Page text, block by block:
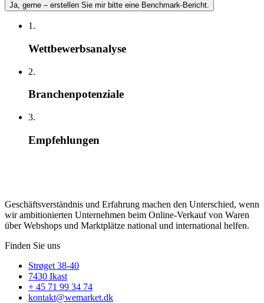
Ja, gerne – erstellen Sie mir bitte eine Benchmark-Bericht.
1.
Wettbewerbsanalyse
2.
Branchenpotenziale
3.
Empfehlungen
Geschäftsverständnis und Erfahrung machen den Unterschied, wenn
wir ambitionierten Unternehmen beim Online-Verkauf von Waren
über Webshops und Marktplätze national und international helfen.
Finden Sie uns
Strøget 38-40
7430 Ikast
+ 45 71 99 34 74
kontakt@wemarket.dk